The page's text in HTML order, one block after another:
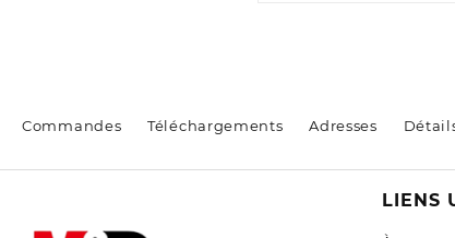
Commandes Téléchargements Adresses
LIENS